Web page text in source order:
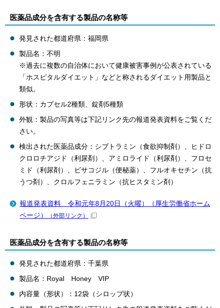
医薬品成分を含有する製品の名称等
発見された都道府県：福岡県
製品名：不明
※過去に複数の自治体において健康被害事例が公表されている
「ホスピタルダイエット」などと称されるダイエット用製品と
類似。
形状：カプセル2種類、錠剤5種類
外観：製品の写真等は下記リンク先の報道発表資料をご覧くだ
さい。
検出された医薬品成分：シブトラミン（食欲抑制剤）、ヒドロ
クロロチアジド（利尿剤）、アミロライド（利尿剤）、フロセ
ミド（利尿剤）、ビサコジル（便秘薬）、フルオキセチン（抗
うつ剤）、クロルフェニラミン（抗ヒスタミン剤）
報道発表資料 令和元年8月20日（火曜）（厚生労働省ホーム
ページ）
（外部リンク）
医薬品成分を含有する製品の名称等
発見された都道府県：千葉県
製品名：Royal Honey VIP
内容量（形状）：12袋（シロップ状）